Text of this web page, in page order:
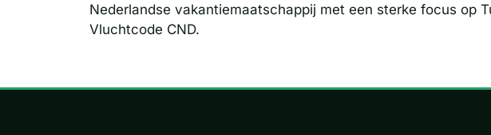
Nederlandse vakantiemaatschappij met een sterke focus op
Vluchtcode CND.